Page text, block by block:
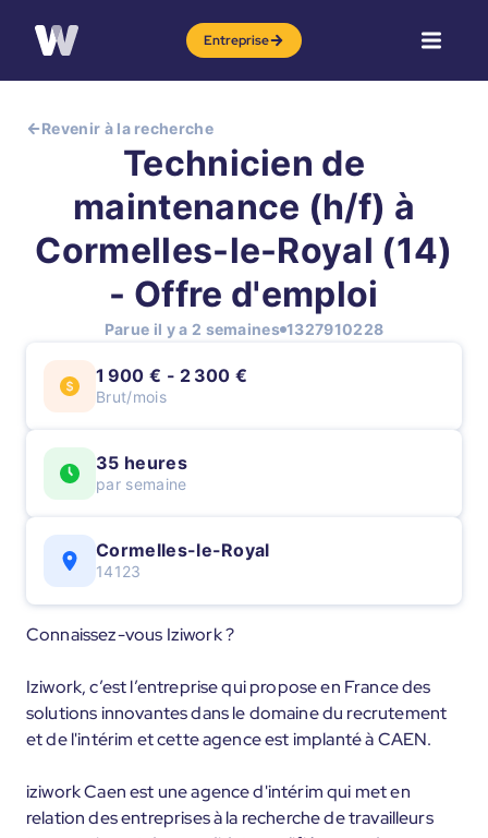
Entreprise
Revenir à la recherche
Technicien de
maintenance (h/f) à
Cormelles-le-Royal (14)
- Offre d'emploi
Parue il y a 2 semaines 1327910228
1 900 € - 2 300 €
Brut/mois
35 heures
par semaine
Cormelles-le-Royal
14123
Connaissez-vous Iziwork ?
Iziwork, c’est l’entreprise qui propose en France des
solutions innovantes dans le domaine du recrutement
et de l'intérim et cette agence est implanté à CAEN.
iziwork Caen est une agence d'intérim qui met en
relation des entreprises à la recherche de travailleurs